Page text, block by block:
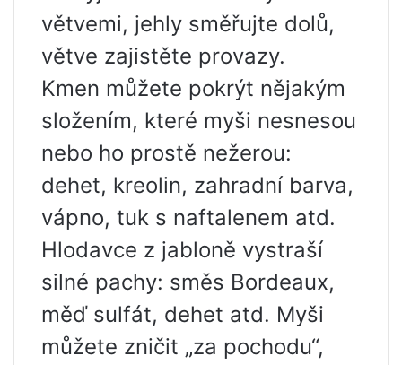
větvemi, jehly směřujte dolů,
větve zajistěte provazy.
Kmen můžete pokrýt nějakým
složením, které myši nesnesou
nebo ho prostě nežerou:
dehet, kreolin, zahradní barva,
vápno, tuk s naftalenem atd.
Hlodavce z jabloně vystraší
silné pachy: směs Bordeaux,
měď sulfát, dehet atd. Myši
můžete zničit „za pochodu“,